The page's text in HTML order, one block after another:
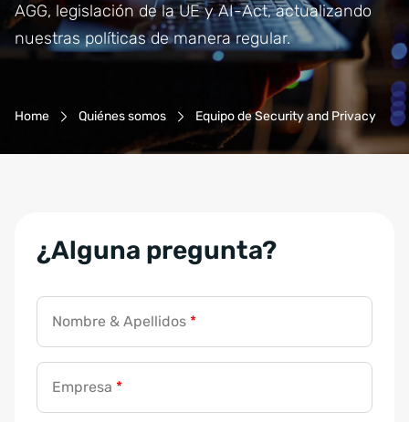
AGG, legislación de la UE y AI-Act, actualizando
nuestras políticas de manera regular.
Breadcrumb-Navigation
Home Quiénes somos Equipo de Security and Privacy
¿Alguna pregunta?
Nombre & Apellidos *
P
R
d
Empresa *